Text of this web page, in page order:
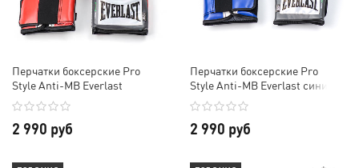
Перчатки боксерские Pro
Style Anti-MB Everlast
красные
2 990 руб
Перчатки боксерские Pro
Style Anti-MB Everlast синие
2 990 руб